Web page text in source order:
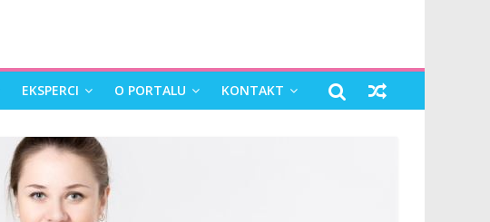
EKSPERCI O PORTALU KONTAKT